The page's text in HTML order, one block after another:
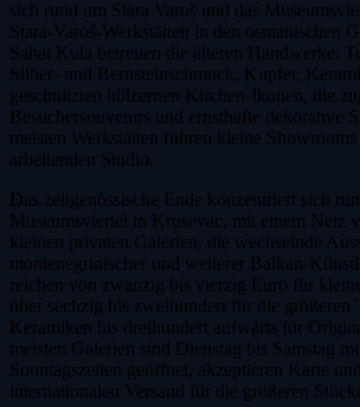
sich rund um Stara Varoš und das
Stara-Varoš-Werkstätten in den osmanischen
Sahat Kula betreuen die älteren Handwerke:
Silber- und Bernsteinschmuck, Kupfer,
geschnitzten hölzernen Kirchen-Ikonen, die
Besuchersouvenirs und ernsthafte dekorative
meisten Werkstätten führen kleine Showrooms
arbeitenden Studio.
Das zeitgenössische Ende konzentriert sich
Museumsviertel in Krusevac, mit einem Netz
kleinen privaten Galerien, die wechselnde
montenegrinischer und weiterer Balkan-
reichen von zwanzig bis vierzig Euro für
über sechzig bis zweihundert für die größeren
Keramiken bis dreihundert aufwärts für
meisten Galerien sind Dienstag bis Samstag
Sonntagszeiten geöffnet, akzeptieren Karte
internationalen Versand für die größeren